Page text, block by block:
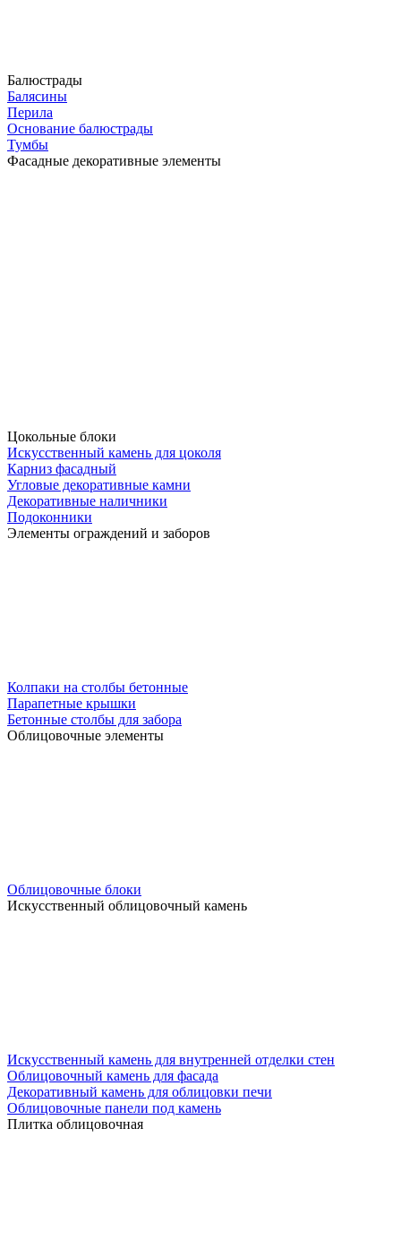
Балюстрады
Балясины
Перила
Основание балюстрады
Тумбы
Фасадные декоративные элементы
Цокольные блоки
Искусственный камень для цоколя
Карниз фасадный
Угловые декоративные камни
Декоративные наличники
Подоконники
Элементы ограждений и заборов
Колпаки на столбы бетонные
Парапетные крышки
Бетонные столбы для забора
Облицовочные элементы
Облицовочные блоки
Искусственный облицовочный камень
Искусственный камень для внутренней отделки стен
Облицовочный камень для фасада
Декоративный камень для облицовки печи
Облицовочные панели под камень
Плитка облицовочная